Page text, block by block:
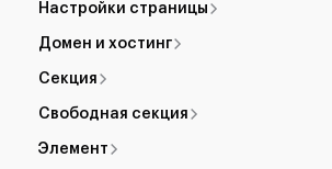
Настройки страницы
Домен и хостинг
Секция
Свободная секция
Элемент